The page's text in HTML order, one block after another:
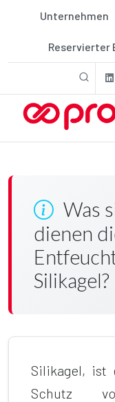
Unternehmen
Reservierter
Was
dienen
Silikagel?
Silikagel, ist
Schutz